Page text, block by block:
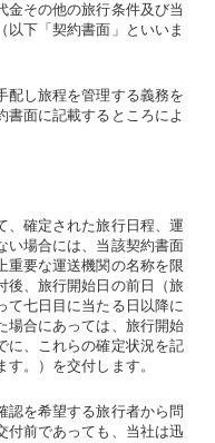
金その他の旅行条件及び当
下「契約書面」といいま
し旅程を管理する義務を
面に記載するところによ
確定された旅行日程、運
い場合には、当該契約書面
重要な運送機関の名称を限
後、旅行開始日の前日（旅
て七日目に当たる日以降に
場合にあっては、旅行開始
に、これらの確定状況を記
。）を交付します。
を希望する旅行者から問
付前であっても、当社は迅